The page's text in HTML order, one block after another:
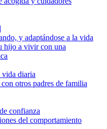
y adaptándose a la vida
hijo a vivir con una
vida diaria
otros padres de familia
confianza
del comportamiento